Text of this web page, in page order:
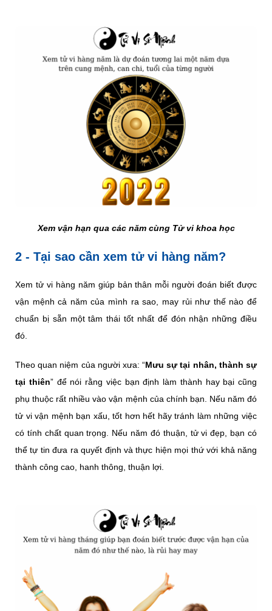
Xem vận hạn qua các năm cùng Tử vi khoa học
2 - Tại sao cần xem tử vi hàng năm?
Xem tử vi hàng năm giúp bản thân mỗi người đoán biết được
vận mệnh cả năm của mình ra sao, may rủi như thế nào để
chuẩn bị sẵn một tâm thái tốt nhất để đón nhận những điều
đó.
Theo quan niệm của người xưa: “Mưu sự tại nhân, thành sự
tại thiên” để nói rằng việc bạn định làm thành hay bại cũng
phụ thuộc rất nhiều vào vận mệnh của chính bạn. Nếu năm đó
tử vi vận mệnh bạn xấu, tốt hơn hết hãy tránh làm những việc
có tính chất quan trọng. Nếu năm đó thuận, tử vi đẹp, bạn có
thể tự tin đưa ra quyết định và thực hiện mọi thứ với khả năng
thành công cao, hanh thông, thuận lợi.